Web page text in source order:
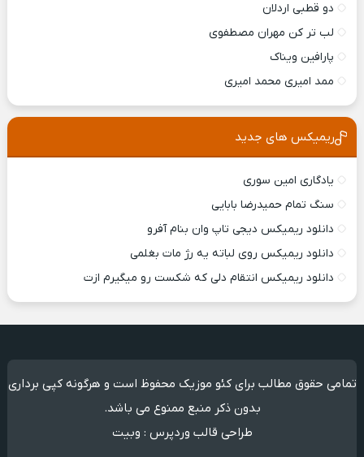
دو قطبی اردلان
لب تر کن مهران مصطفوی
پارافین ویناک
ممد امیری محمد امیری
ریمیکس های جدید
یادگاری امین سوری
سنگ تمام حمیدرضا بابایی
دانلود ریمیکس ديجی تاپ وان بنام آفرو
دانلود ریمیکس روی لباته یه رژ مات بغلمی
دانلود ریمیکس انتقام دلی که شکست رو میگیرم ازت
تمامی حقوق مطالب برای کئو موزیک محفوظ است و هرگونه کپی برداری
بدون ذکر منبع ممنوع می باشد.
طراحی قالب وردپرس : وبیت